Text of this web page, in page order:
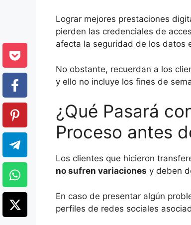
Lograr mejores prestaciones
pierden las credenciales de
afecta la seguridad de los datos
No obstante, recuerdan a los
y ello no incluye los fines de
¿Qué Pasará
Proceso antes
Los clientes que hicieron
no sufren variaciones y deben
En caso de presentar algún
perfiles de redes sociales